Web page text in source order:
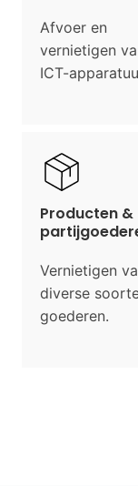
Afvoer en
vernietigen
ICT-
Producten &
Vernietigen
diverse
goederen.